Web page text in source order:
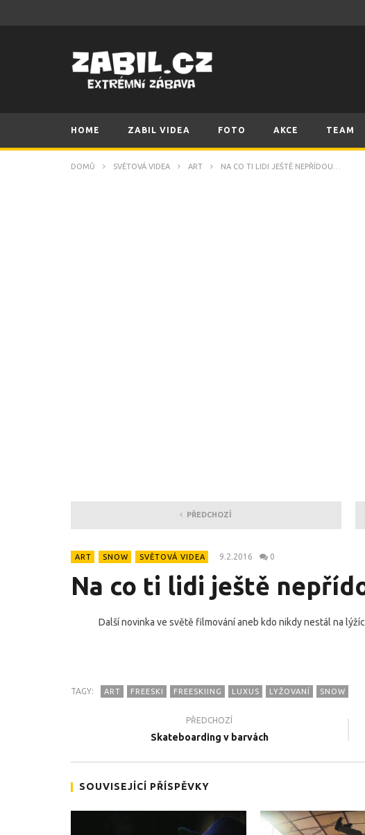
HOME ZABIL VIDEA FOTO AKCE TEAM
DOMŮ SVĚTOVÁ VIDEA ART NA CO TI LIDI JEŠTĚ NEPŘÍDOU…
PŘEDCHOZÍ
ART SNOW SVĚTOVÁ VIDEA 9.2.2016 0
Na co ti lidi ještě
TEĎ PROHLÍŽENÉ
promíčko 2022
Další novinka ve světě filmování aneb kdo nikdy nestál na
TAGY: ART FREESKI FREESKIING LUXUS LYŽOVANÍ SNOW
PŘEDCHOZÍ
Skateboarding v barvách
SOUVISEJÍCÍ PŘÍSPĚVKY